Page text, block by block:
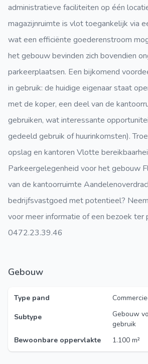
administratieve faciliteiten op één
magazijnruimte is vlot toegankelijk via
wat een efficiënte goederenstroom
het gebouw bevinden zich bovendien
parkeerplaatsen. Een bijkomend
in gebruik: de huidige eigenaar staat
met de koper, een deel van de
gebruiken, wat interessante
gedeeld gebruik of huurinkomsten).
opslag en kantoren Vlotte
Parkeergelegenheid voor het gebouw
van de kantoorruimte
bedrijfsvastgoed met potentieel?
voor meer informatie of een bezoek ter
0472.23.39.46
Gebouw
Type pand
Subtype
Gebouw
gebruik
Bewoonbare oppervlakte
1.100 m²